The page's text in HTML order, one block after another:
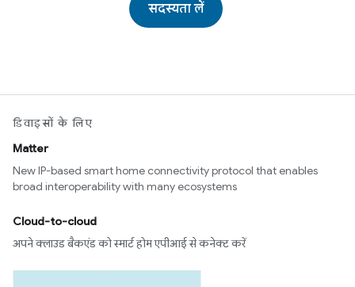
सदस्यता लें
डिवाइसों के लिए
Matter
New IP-based smart home connectivity protocol that enables
broad interoperability with many ecosystems
Cloud-to-cloud
अपने क्लाउड बैकएंड को स्मार्ट होम एपीआई से कनेक्ट करें